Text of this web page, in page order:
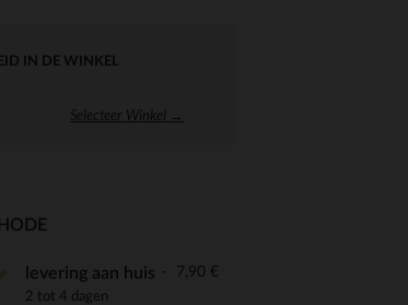
IN DE WINKEL
Selecteer Winkel →
levering aan huis 7,90 €
2 tot 4 dagen